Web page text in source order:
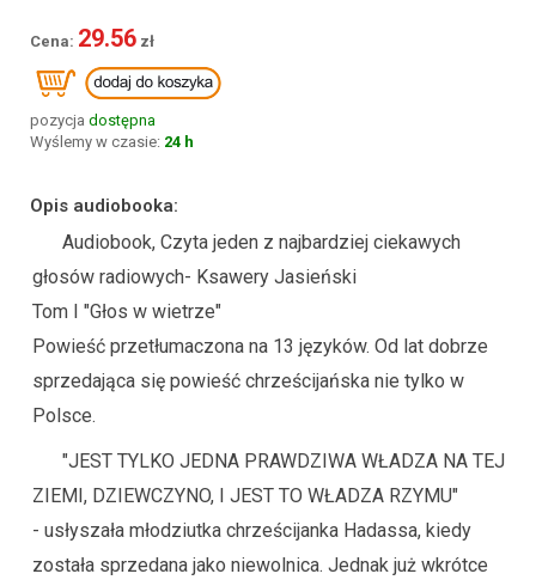
29.56
pozycja dostępna
Wyślemy w czasie: 24 h
Opis audiobooka:
Audiobook, Czyta jeden z najbardziej ciekawych
głosów radiowych- Ksawery Jasieński
Tom I "Głos w wietrze"
Powieść przetłumaczona na 13 języków. Od lat dobrze
sprzedająca się powieść chrześcijańska nie tylko w
Polsce.
"JEST TYLKO JEDNA PRAWDZIWA WŁADZA NA TEJ
ZIEMI, DZIEWCZYNO, I JEST TO WŁADZA RZYMU"
- usłyszała młodziutka chrześcijanka Hadassa, kiedy
została sprzedana jako niewolnica. Jednak już wkrótce